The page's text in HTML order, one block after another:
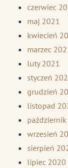
czerwiec
maj 2021
kwiecień
marzec
luty 2021
styczeń
grudzień
listopad
wrzesień
sierpień
lipiec 2020